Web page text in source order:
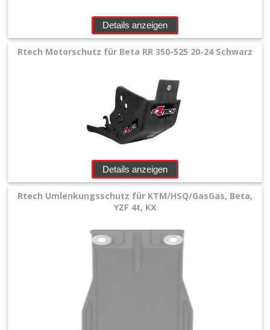
Details anzeigen
Rtech Motorschutz für Beta RR 350-525 20-24 Schwarz
Details anzeigen
Rtech Umlenkungsschutz für KTM/HSQ/GasGas, Beta,
YZF 4t, KX